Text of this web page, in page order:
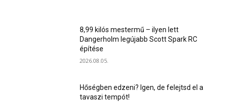
8,99 kilós mestermű – ilyen lett
Dangerholm legújabb Scott Spark RC
építése
2026.08.05.
Hőségben edzeni? Igen, de felejtsd el a
tavaszi tempót!